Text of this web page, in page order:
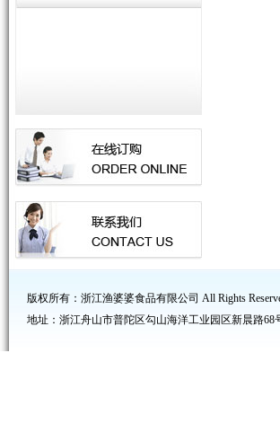
版权所有：浙江渔婆婆食品有限公司 All Rights
地址：浙江舟山市普陀区勾山海洋工业园区新晨路68